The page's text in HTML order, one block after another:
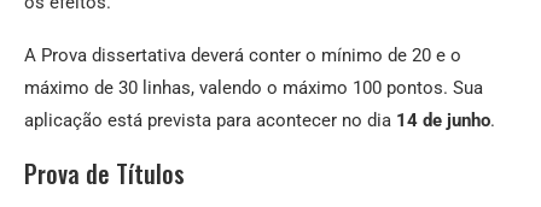
A Prova dissertativa deverá conter o mínimo de 20 e o
máximo de 30 linhas, valendo o máximo 100 pontos. Sua
aplicação está prevista para acontecer no dia 14 de junho.
Prova de Títulos